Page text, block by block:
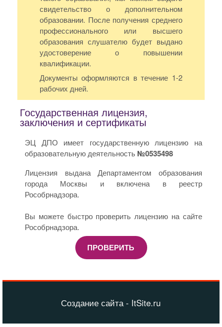
свидетельство о дополнительном
образовании. После получения среднего
профессионального или высшего
образования слушателю будет выдано
удостоверение о повышении
квалификации.
Документы оформляются в течение 1-2
рабочих дней.
Государственная лицензия,
заключения и сертификаты
ЭЦ ДПО имеет государственную лицензию на
образовательную деятельность№0535498
Лицензия выдана Департаментом образования
города Москвы и включена в реестр
Рособрнадзора.
Вы можете быстро проверить лицензию на сайте
Рособрнадзора.
ПРОВЕРИТЬ
Создание сайта - ItSite.ru